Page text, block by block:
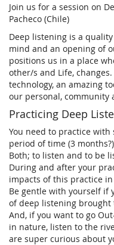
Join us for a session on
Pacheco (Chile)
Deep listening is a
mind and an opening of
positions us in a place
other/s and Life,
technology, an amazing
our personal,
Practicing Deep
You need to practice with
period of time (3
Both; to listen and to be
During and after your
impacts of this practice
Be gentle with yourself if
of deep listening
And, if you want to go
in nature, listen to the
are super curious about